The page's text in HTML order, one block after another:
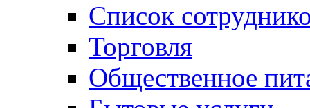
Список
Торговля
Общественное